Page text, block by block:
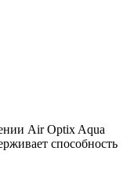
Air Optix Aqua
способность